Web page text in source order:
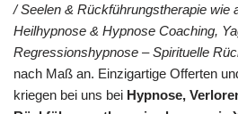
/ Seelen & Rückführungstherapie wie
Heilhypnose & Hypnose Coaching,
Regressionshypnose – Spirituelle
nach Maß an. Einzigartige Offerten
kriegen bei uns bei Hypnose,